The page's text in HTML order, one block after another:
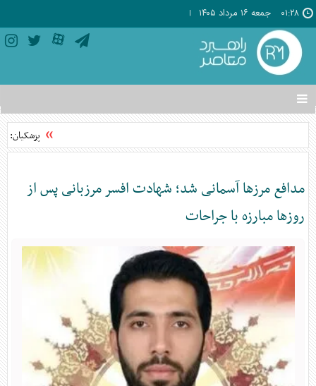
۰۱:۲۸ جمعه ۱۶ مرداد ۱۴۰۵
تغییر
وضعیت
منوی
ها
پزشکیان:
مدافع مرزها آسمانی شد؛ شهادت افسر مرزبانی پس از
روزها مبارزه با جراحات